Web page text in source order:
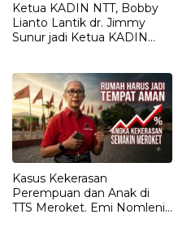
Ketua KADIN NTT, Bobby
Lianto Lantik dr. Jimmy
Sunur jadi Ketua KADIN
Kasus Kekerasan
Perempuan dan Anak di
TTS Meroket. Emi Nomleni :